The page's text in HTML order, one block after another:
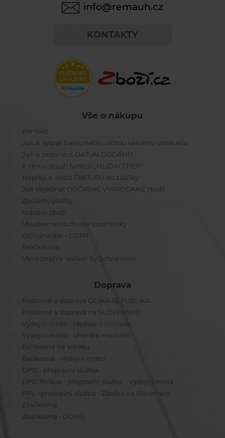
info@remauh.cz
KONTAKTY
Vše o nákupu
Kontakt
Jak si vybrat barvu nebo určitou variantu produktu
Jak si posunout DATUM DODÁNÍ?
K čemu slouží funkce ,,HLÍDACÍ PES"
Nepřeji si vložit FAKTURU do zásilky
Jak objednat DOČASNĚ VYPRODANÉ zboží
Způsoby platby
Vrácení zboží
Všeobecné obchodní podmínky
Ochrana dat - GDPR
Reklamace
Vše o značce Walker by Schneiders
Doprava
Poštovné a doprava ČESKÁ REPUBLIKA
Poštovné a doprava na SLOVENSKO
Výdejní místo - Medlov u Uničova
Výdejní místo - Uherské Hradiště
Balíkovna na adresu
Balíkovna - výdejní místo
DPD - přepravní služba
DPD Pickup - přepravní služba - Výdejní místa
PPL - přepravní služba - Zásilka na Slovensko
Zásilkovna
Zásilkovna - DOMŮ